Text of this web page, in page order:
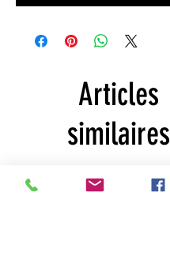
Articles
similaires
New